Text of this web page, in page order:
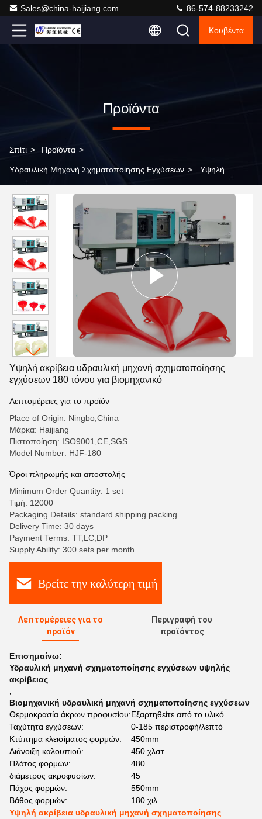
Sales@china-haijiang.com 86-574-88233242
Κουβέντα
Προϊόντα
Σπίτι > Προϊόντα >
Υδραυλική Μηχανή Σχηματοποίησης Εγχύσεων > Υψηλή
για βιομηχανικό
Υψηλή ακρίβεια υδραυλική μηχανή σχηματοποίησης
εγχύσεων 180 τόνου για βιομηχανικό
Λεπτομέρειες για το προϊόν
Place of Origin: Ningbo,China
Μάρκα: Haijiang
Πιστοποίηση: ISO9001,CE,SGS
Model Number: HJF-180
Όροι πληρωμής και αποστολής
Minimum Order Quantity: 1 set
Τιμή: 12000
Packaging Details: standard shipping packing
Delivery Time: 30 days
Payment Terms: TT,LC,DP
Supply Ability: 300 sets per month
Βρείτε την καλύτερη τιμή
Λεπτομέρειες για το
προϊόν
Περιγραφή του
προϊόντος
Επισημαίνω:
Υδραυλική μηχανή σχηματοποίησης εγχύσεων υψηλής
ακρίβειας
,
Βιομηχανική υδραυλική μηχανή σχηματοποίησης εγχύσεων
Θερμοκρασία άκρων προφυσίου:Εξαρτηθείτε από το υλικό
Ταχύτητα εγχύσεων:
0-185 περιστροφή/λεπτό
Κτύπημα κλεισίματος φορμών:
450mm
Διάνοιξη καλουπιού:
450 χλστ
Πλάτος φορμών:
480
διάμετρος ακροφυσίων:
45
Πάχος φορμών:
550mm
Βάθος φορμών:
180 χιλ.
Υψηλή ακρίβεια υδραυλική μηχανή σχηματοποίησης